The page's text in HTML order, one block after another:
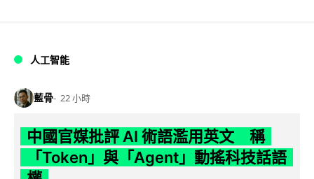
人工智能
藍骨 22 小時
中國官媒批評 AI 術語濫用英文 稱
「Token」與「Agent」動搖科技話語